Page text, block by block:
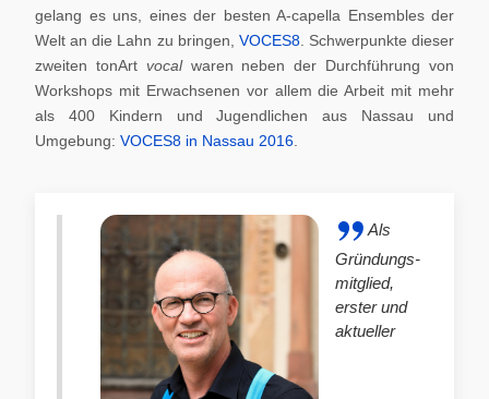
gelang es uns, eines der besten A-capella Ensembles der
Welt an die Lahn zu bringen, VOCES8. Schwerpunkte dieser
zweiten tonArt vocalwaren neben der Durchführung von
Workshops mit Erwachsenen vor allem die Arbeit mit mehr
als 400 Kindern und Jugendlichen aus Nassau und
Umgebung: VOCES8 in Nassau 2016
Als
Gründungs-
mitglied,
erster und
aktueller